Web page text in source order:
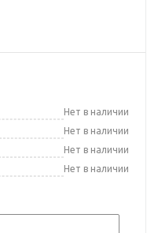
Нет в наличии
Нет в наличии
Нет в наличии
Нет в наличии